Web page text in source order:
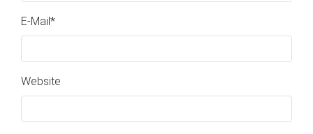
E-Mail*
Website